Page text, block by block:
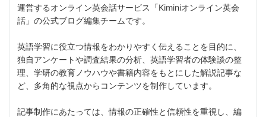
運営するオンライン英会話サービス「Kiminiオンライン英会
話」の公式ブログ編集チームです。
英語学習に役立つ情報をわかりやすく伝えることを目的に、
独自アンケートや調査結果の分析、英語学習者の体験談の整
理、学研の教育ノウハウや書籍内容をもとにした解説記事な
ど、多角的な視点からコンテンツを制作しています。
記事制作にあたっては、情報の正確性と信頼性を重視し、編